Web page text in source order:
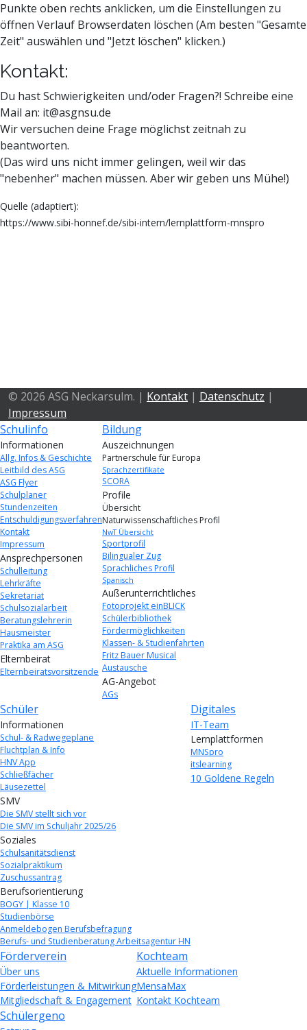
Punkte oben rechts anklicken, um die Einstellungen zu
öffnen Verlauf Browserdaten löschen (Am besten "Gesamte
Zeit" auswählen und "Jetzt löschen" klicken.)
Kontakt:
Du hast Schwierigkeiten und/oder Fragen?! Schreibe eine
Mail an: it@asgnsu.de
Wir versuchen deine Frage möglichst zeitnah zu
beantworten.
(Das wird uns nicht immer gelingen, weil wir das
"nebenher" machen müssen. Aber wir geben uns Mühe!)
Quelle (adaptiert):
https://www.sibi-honnef.de/sibi-intern/lernplattform-mnspro
© 2026 ASG Neckarsulm. | Kontakt | Datenschutz |
Impressum
Schulinfo
Informationen
Allg. Infos & Geschichte
Leitbild des ASG
ASG Flyer
Schulplaner
Stundenzeiten
Entschuldigungsverfahren
Kontakt
Impressum
Ansprechpersonen
Schulleitung
Lehrkräfte
Sekretariat
Schulsozialarbeit
Beratungslehrerin
Hausmeister
Praktika am ASG
Elternbeirat
Elternbeiratsvorsitzende
Bildung
Auszeichnungen
Partnerschule für Europa
Sprachzertifikate
SCORA
Profile
Übersicht
Naturwissenschaftliches Profil
NwT Übersicht
Sportprofil
Bilingualer Zug
Sprachliches Profil
Spanisch
Außerunterrichtliches
Fotoprojekt einBLICK
Schülerbibliothek
Fördermöglichkeiten
Klassen- & Studienfahrten
Fritz Bauer Musical
Austausche
AG-Angebot
AGs
Schüler
Informationen
Schul- & Radwegeplane
Fluchtplan & Info
HNV App
Schließfächer
Läusezettel
SMV
Die SMV stellt sich vor
Die SMV im Schuljahr 2025/26
Soziales
Schulsanitätsdienst
Sozialpraktikum
Zuschussantrag
Berufsorientierung
BOGY | Klasse 10
Studienbörse
Anmeldebogen Berufsbefragung
Berufs- und Studienberatung Arbeitsagentur HN
Digitales
IT-Team
Lernplattformen
MNSpro
itslearning
10 Goldene Regeln
Förderverein
Über uns
Förderleistungen & Mitwirkung
Mitgliedschaft & Engagement
Kochteam
Aktuelle Informationen
MensaMax
Kontakt Kochteam
Schülergeno